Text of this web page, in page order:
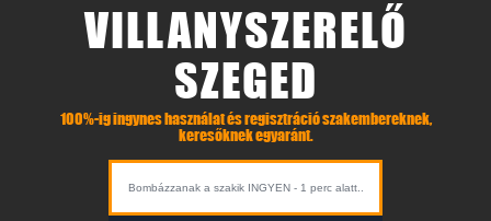
VILLANYSZERELŐ
SZEGED
100%-ig ingynes használat és regisztráció szakembereknek,
keresőknek egyaránt.